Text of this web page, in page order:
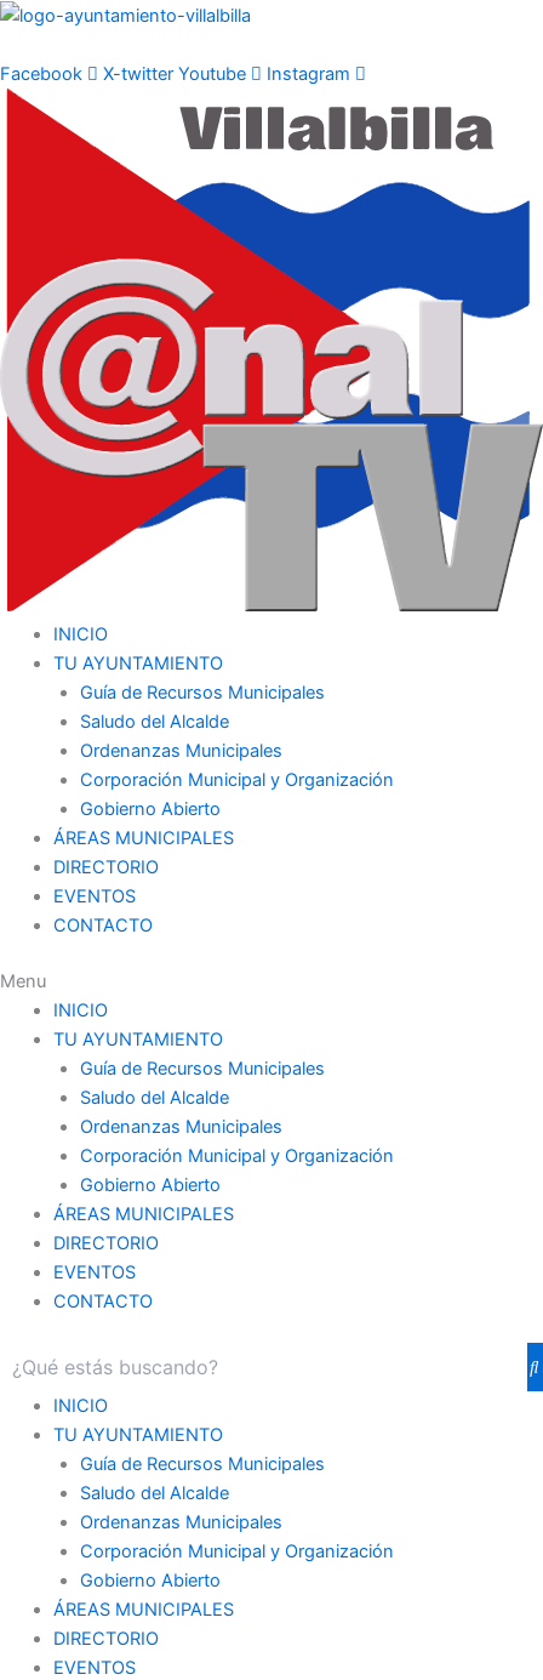
Ir
contenido
Facebook X-twitter Youtube Instagram
INICIO
TU AYUNTAMIENTO
Guía de Recursos Municipales
Saludo del Alcalde
Ordenanzas Municipales
Corporación Municipal y Organización
Gobierno Abierto
ÁREAS MUNICIPALES
DIRECTORIO
EVENTOS
CONTACTO
Menu
INICIO
TU AYUNTAMIENTO
Guía de Recursos Municipales
Saludo del Alcalde
Ordenanzas Municipales
Corporación Municipal y Organización
Gobierno Abierto
ÁREAS MUNICIPALES
DIRECTORIO
EVENTOS
CONTACTO
INICIO
TU AYUNTAMIENTO
Guía de Recursos Municipales
Saludo del Alcalde
Ordenanzas Municipales
Corporación Municipal y Organización
Gobierno Abierto
ÁREAS MUNICIPALES
DIRECTORIO
EVENTOS